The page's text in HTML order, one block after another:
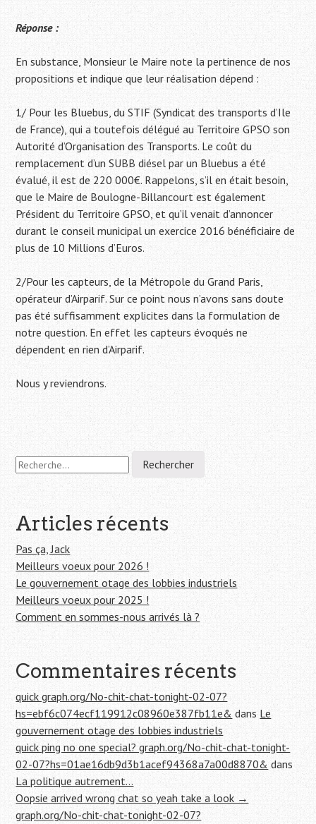
Réponse :
En substance, Monsieur le Maire note la pertinence de nos
propositions et indique que leur réalisation dépend :
1/ Pour les Bluebus, du STIF (Syndicat des transports d’Ile
de France), qui a toutefois délégué au Territoire GPSO son
Autorité d’Organisation des Transports. Le coût du
remplacement d’un SUBB diésel par un Bluebus a été
évalué, il est de 220 000€. Rappelons, s’il en était besoin,
que le Maire de Boulogne-Billancourt est également
Président du Territoire GPSO, et qu’il venait d’annoncer
durant le conseil municipal un exercice 2016 bénéficiaire de
plus de 10 Millions d’Euros.
2/Pour les capteurs, de la Métropole du Grand Paris,
opérateur d’Airparif. Sur ce point nous n’avons sans doute
pas été suffisamment explicites dans la formulation de
notre question. En effet les capteurs évoqués ne
dépendent en rien d’Airparif.
Nous y reviendrons.
Navigation
de
l'article
R
e
c
e
r
c
h
e
r
:
Articles récents
Pas ça, Jack
Meilleurs voeux pour 2026 !
Le gouvernement otage des lobbies industriels
Meilleurs voeux pour 2025 !
Comment en sommes-nous arrivés là ?
Commentaires récents
quick graph.org/No-chit-chat-tonight-02-07?
hs=ebf6c074ecf119912c08960e387fb11e& dans Le
gouvernement otage des lobbies industriels
quick ping no one special? graph.org/No-chit-chat-tonight-
02-07?hs=01ae16db9d3b1acef94368a7a00d8870& dans
La politique autrement…
Oopsie arrived wrong chat so yeah take a look →
graph.org/No-chit-chat-tonight-02-07?